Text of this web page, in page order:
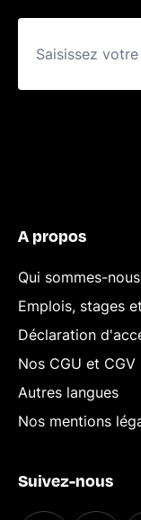
A propos
Qui sommes-
Emplois, stages
Déclaration
Nos CGU et CGV
Autres langues
Nos mentions
Suivez-nous